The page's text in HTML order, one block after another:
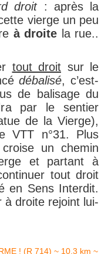
droit: après la
vierge un peu
à droite la rue..
tout droit sur le
débalisé, c’est-
de balisage du
par le sentier
de la Vierge),
VTT n°31. Plus
un chemin
et partant à
tout droit
en Sens Interdit.
à droite rejoint lui-